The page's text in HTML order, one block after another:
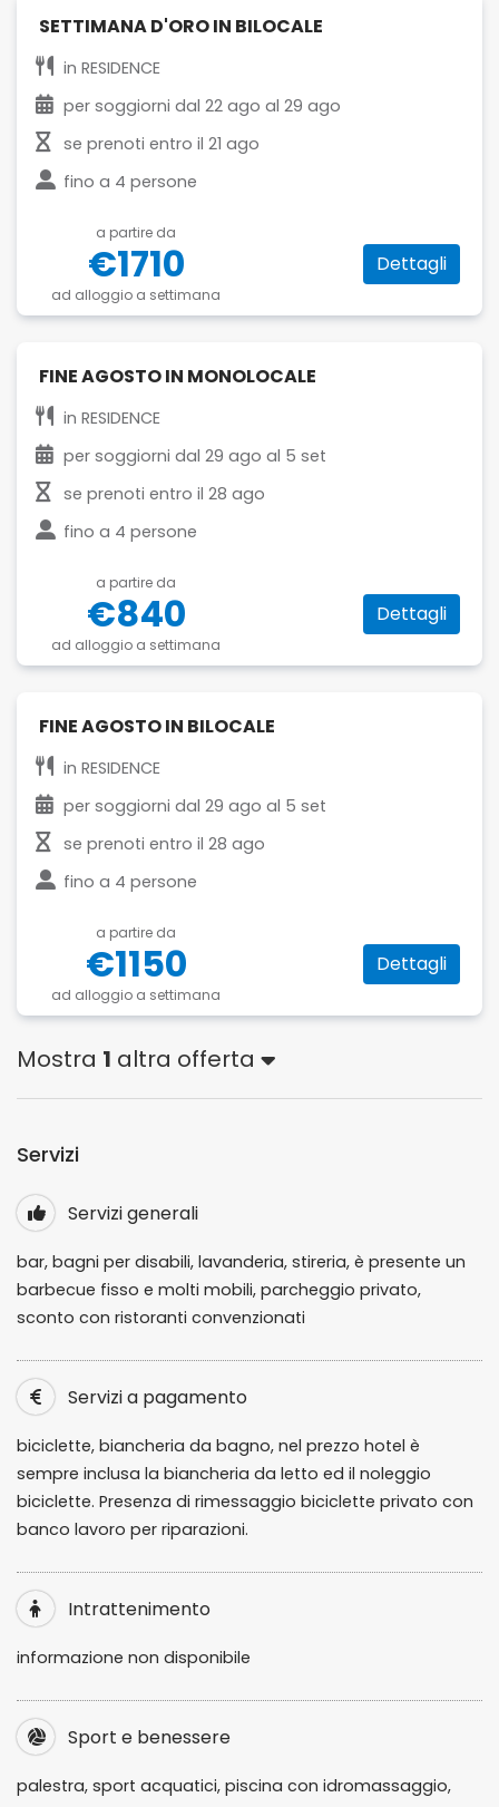
SETTIMANA D'ORO IN BILOCALE
in RESIDENCE
per soggiorni dal 22 ago al 29 ago
se prenoti entro il 21 ago
fino a 4 persone
a partire da
€1710
ad alloggio a settimana
Dettagli
FINE AGOSTO IN MONOLOCALE
in RESIDENCE
per soggiorni dal 29 ago al 5 set
se prenoti entro il 28 ago
fino a 4 persone
a partire da
€840
ad alloggio a settimana
Dettagli
FINE AGOSTO IN BILOCALE
in RESIDENCE
per soggiorni dal 29 ago al 5 set
se prenoti entro il 28 ago
fino a 4 persone
a partire da
€1150
ad alloggio a settimana
Dettagli
Mostra 1 altra offerta
Servizi
Servizi generali
bar, bagni per disabili, lavanderia, stireria, è presente un
barbecue fisso e molti mobili, parcheggio privato,
sconto con ristoranti convenzionati
Servizi a pagamento
biciclette, biancheria da bagno, nel prezzo hotel è
sempre inclusa la biancheria da letto ed il noleggio
biciclette. Presenza di rimessaggio biciclette privato con
banco lavoro per riparazioni.
Intrattenimento
informazione non disponibile
Sport e benessere
palestra, sport acquatici, piscina con idromassaggio,